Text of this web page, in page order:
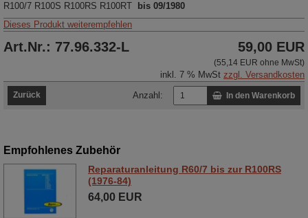
R100/7 R100S R100RS R100RT
bis 09/1980
Dieses Produkt weiterempfehlen
Art.Nr.: 77.96.332-L 59,00 EUR
(55,14 EUR ohne MwSt)
inkl. 7 % MwSt zzgl. Versandkosten
Zurück Anzahl: In den Warenkorb
Empfohlenes Zubehör
Reparaturanleitung R60/7 bis zur R100RS
(1976-84)
64,00 EUR